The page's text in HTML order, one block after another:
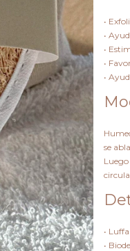
•
•
•
•
•
se
•
•